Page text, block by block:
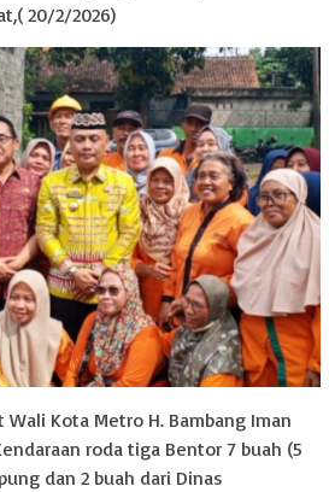
20/2/2026)
Kota Metro H. Bambang Iman
roda tiga Bentor 7 buah (5
dan 2 buah dari Dinas